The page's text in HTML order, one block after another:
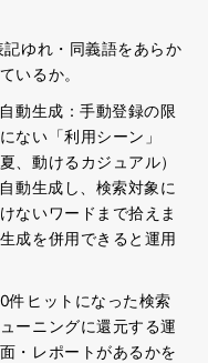
記ゆれ・同義語をあらか
いるか。
動生成 ：手動登録の限
ない「利用シーン」
、動けるカジュアル）
動生成し、検索対象に
ないワードまで拾えま
成を併用できると運用
0件ヒットになった検索
ーニングに還元する運
・レポートがあるかを